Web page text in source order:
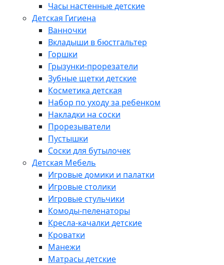
Часы настенные детские
Детская Гигиена
Ванночки
Вкладыши в бюстгальтер
Горшки
Грызунки-прорезатели
Зубные щетки детские
Косметика детская
Набор по уходу за ребенком
Накладки на соски
Прорезыватели
Пустышки
Соски для бутылочек
Детская Мебель
Игровые домики и палатки
Игровые столики
Игровые стульчики
Комоды-пеленаторы
Кресла-качалки детские
Кроватки
Манежи
Матрасы детские